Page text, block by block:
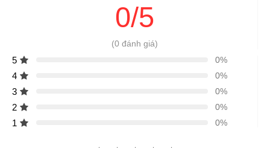
0/5
(0 đánh giá)
5 0%
4 0%
3 0%
2 0%
1 0%